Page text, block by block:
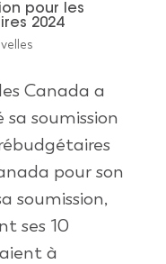
pour les
2024
Canada a
soumission
pour son
soumission,
ses 10
à